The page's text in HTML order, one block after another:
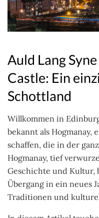
Auld Lang
Castle: Ein
Schottland
Willkommen in
bekannt als Hogmanay,
schaffen, die in der
Hogmanay, tief
Geschichte und Kultur,
Übergang in ein neues
Traditionen und